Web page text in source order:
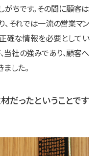
ちです。その間に顧客は
それでは一流の営業マン
正確な情報を必要としてい
当社の強みであり、顧客へ
した。
だったということです